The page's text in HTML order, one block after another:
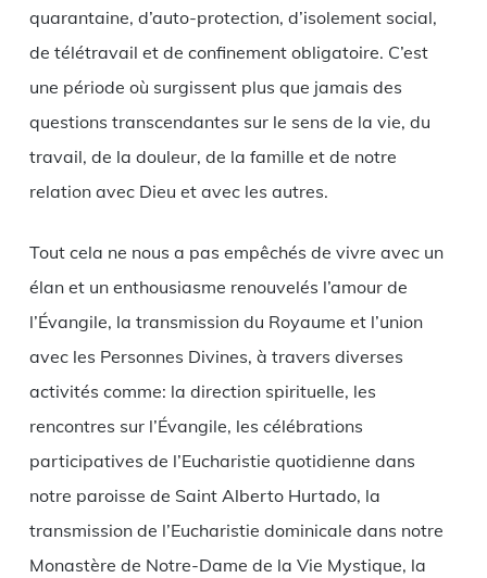
quarantaine, d’auto-protection, d’isolement social,
de télétravail et de confinement obligatoire. C’est
une période où surgissent plus que jamais des
questions transcendantes sur le sens de la vie, du
travail, de la douleur, de la famille et de notre
relation avec Dieu et avec les autres.
Tout cela ne nous a pas empêchés de vivre avec un
élan et un enthousiasme renouvelés l’amour de
l’Évangile, la transmission du Royaume et l’union
avec les Personnes Divines, à travers diverses
activités comme: la direction spirituelle, les
rencontres sur l’Évangile, les célébrations
participatives de l’Eucharistie quotidienne dans
notre paroisse de Saint Alberto Hurtado, la
transmission de l’Eucharistie dominicale dans notre
Monastère de Notre-Dame de la Vie Mystique, la